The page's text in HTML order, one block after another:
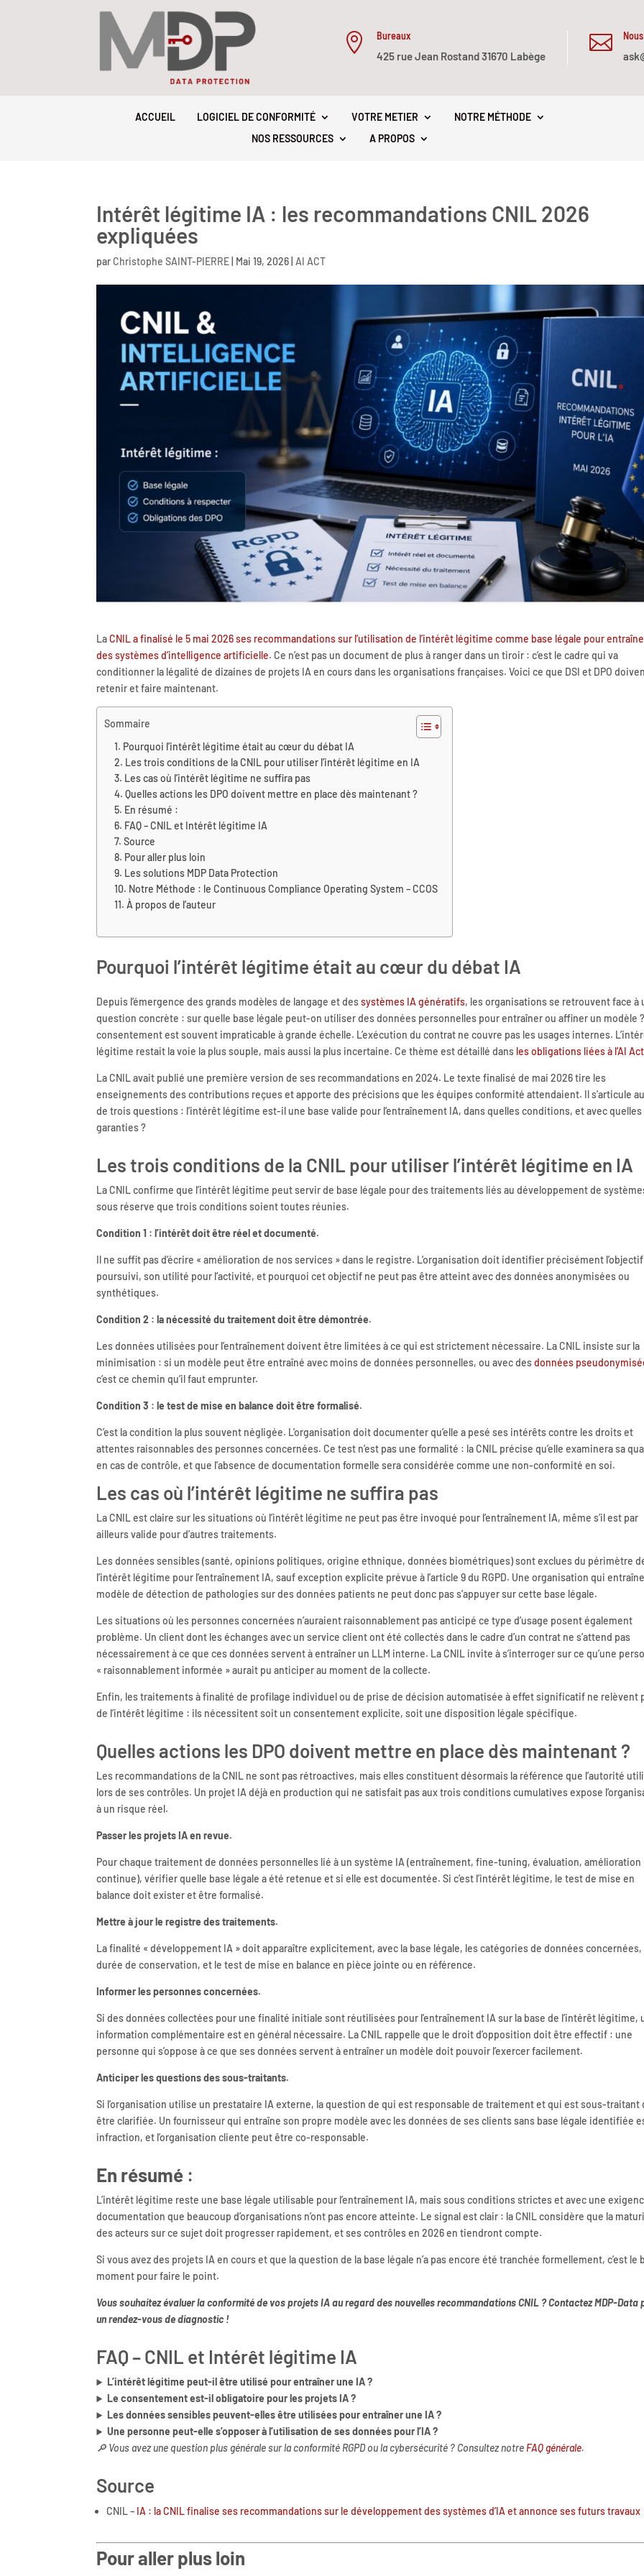
 Bureaux
425 rue Jean Rostand 31670 Labège

ACCUEIL LOGICIEL DE CONFORMITÉ VOTRE METIER
NOTRE MÉTHODE
NOS RESSOURCES
A PROPOS
Intérêt légitime IA : les recommandations CNIL 2026
expliquées
par Christophe SAINT-PIERRE Mai 19, 2026 |AI ACT
LaCNIL a finalisé le 5 mai 2026 ses recommandations sur l’utilisation de l’intérêt légitime comme base légale pour
des systèmes d’intelligence artificielle. Ce n’est pas un document de plus à ranger dans un tiroir : c’est le cadre qui va
conditionner la légalité de dizaines de projets IA en cours dans les organisations françaises. Voici ce que DSI et DPO
retenir et faire maintenant.
Sommaire
Pourquoi l’intérêt légitime était au cœur du débat IA
Les trois conditions de la CNIL pour utiliser l’intérêt légitime en IA
Les cas où l’intérêt légitime ne suffira pas
Quelles actions les DPO doivent mettre en place dès maintenant ?
En résumé :
FAQ – CNIL et Intérêt légitime IA
Source
Pour aller plus loin
Les solutions MDP Data Protection
Notre Méthode : le Continuous Compliance Operating System – CCOS
À propos de l’auteur
Pourquoi l’intérêt légitime était au cœur du débat IA
Depuis l’émergence des grands modèles de langage et dessystèmes IA génératifs, les organisations se retrouvent face à
question concrète : sur quelle base légale peut-on utiliser des données personnelles pour entraîner ou affiner un modèle
consentement est souvent impraticable à grande échelle. L’exécution du contrat ne couvre pas les usages internes.
légitime restait la voie la plus souple, mais aussi la plus incertaine. Ce thème est détaillé dans les obligations liées à l’AI Act
La CNIL avait publié une première version de ses recommandations en 2024. Le texte finalisé de mai 2026 tire les
enseignements des contributions reçues et apporte des précisions que les équipes conformité attendaient. Il s’articule
de trois questions : l’intérêt légitime est-il une base valide pour l’entraînement IA, dans quelles conditions, et avec quelles
garanties ?
Les trois conditions de la CNIL pour utiliser l’intérêt légitime en IA
La CNIL confirme que l’intérêt légitime peut servir de base légale pour des traitements liés au développement de
sous réserve que trois conditions soient toutes réunies.
Condition 1 : l’intérêt doit être réel et documenté.
Il ne suffit pas d’écrire « amélioration de nos services » dans le registre. L’organisation doit identifier précisément l’objectif
poursuivi, son utilité pour l’activité, et pourquoi cet objectif ne peut pas être atteint avec des données anonymisées ou
synthétiques.
Condition 2 : la nécessité du traitement doit être démontrée.
Les données utilisées pour l’entraînement doivent être limitées à ce qui est strictement nécessaire. La CNIL insiste sur la
minimisation : si un modèle peut être entraîné avec moins de données personnelles, ou avec desdonnées
c’est ce chemin qu’il faut emprunter.
Condition 3 : le test de mise en balance doit être formalisé.
C’est la condition la plus souvent négligée. L’organisation doit documenter qu’elle a pesé ses intérêts contre les droits et
attentes raisonnables des personnes concernées. Ce test n’est pas une formalité : la CNIL précise qu’elle examinera sa
en cas de contrôle, et que l’absence de documentation formelle sera considérée comme une non-conformité en soi.
Les cas où l’intérêt légitime ne suffira pas
La CNIL est claire sur les situations où l’intérêt légitime ne peut pas être invoqué pour l’entraînement IA, même s’il est par
ailleurs valide pour d’autres traitements.
Les données sensibles (santé, opinions politiques, origine ethnique, données biométriques) sont exclues du périmètre
l’intérêt légitime pour l’entraînement IA, sauf exception explicite prévue à l’article 9 du RGPD. Une organisation qui
modèle de détection de pathologies sur des données patients ne peut donc pas s’appuyer sur cette base légale.
Les situations où les personnes concernées n’auraient raisonnablement pas anticipé ce type d’usage posent également
problème. Un client dont les échanges avec un service client ont été collectés dans le cadre d’un contrat ne s’attend pas
nécessairement à ce que ces données servent à entraîner un LLM interne. La CNIL invite à s’interroger sur ce qu’une
« raisonnablement informée » aurait pu anticiper au moment de la collecte.
Enfin, les traitements à finalité de profilage individuel ou de prise de décision automatisée à effet significatif ne relèvent
de l’intérêt légitime : ils nécessitent soit un consentement explicite, soit une disposition légale spécifique.
Quelles actions les DPO doivent mettre en place dès maintenant ?
Les recommandations de la CNIL ne sont pas rétroactives, mais elles constituent désormais la référence que l’autorité
lors de ses contrôles. Un projet IA déjà en production qui ne satisfait pas aux trois conditions cumulatives expose
à un risque réel.
Passer les projets IA en revue.
Pour chaque traitement de données personnelles lié à un système IA (entraînement, fine-tuning, évaluation, amélioration
continue), vérifier quelle base légale a été retenue et si elle est documentée. Si c’est l’intérêt légitime, le test de mise en
balance doit exister et être formalisé.
Mettre à jour le registre des traitements.
La finalité « développement IA » doit apparaître explicitement, avec la base légale, les catégories de données concernées,
durée de conservation, et le test de mise en balance en pièce jointe ou en référence.
Informer les personnes concernées.
Si des données collectées pour une finalité initiale sont réutilisées pour l’entraînement IA sur la base de l’intérêt légitime,
information complémentaire est en général nécessaire. La CNIL rappelle que le droit d’opposition doit être effectif : une
personne qui s’oppose à ce que ses données servent à entraîner un modèle doit pouvoir l’exercer facilement.
Anticiper les questions des sous-traitants.
Si l’organisation utilise un prestataire IA externe, la question de qui est responsable de traitement et qui est sous-traitant
être clarifiée. Un fournisseur qui entraîne son propre modèle avec les données de ses clients sans base légale identifiée
infraction, et l’organisation cliente peut être co-responsable.
En résumé :
L’intérêt légitime reste une base légale utilisable pour l’entraînement IA, mais sous conditions strictes et avec une
documentation que beaucoup d’organisations n’ont pas encore atteinte. Le signal est clair : la CNIL considère que la
des acteurs sur ce sujet doit progresser rapidement, et ses contrôles en 2026 en tiendront compte.
Si vous avez des projets IA en cours et que la question de la base légale n’a pas encore été tranchée formellement, c’est le
moment pour faire le point.
Vous souhaitez évaluer la conformité de vos projets IA au regard des nouvelles recommandations CNIL ? Contactez MDP-Data
un rendez-vous de diagnostic !
FAQ – CNIL et Intérêt légitime IA
L’intérêt légitime peut-il être utilisé pour entraîner une IA ?
Le consentement est-il obligatoire pour les projets IA ?
Les données sensibles peuvent-elles être utilisées pour entraîner une IA ?
Une personne peut-elle s’opposer à l’utilisation de ses données pour l’IA ?
🔎 Vous avez une question plus générale sur la conformité RGPD ou la cybersécurité ? Consultez notre FAQ générale.
Source
CNIL – IA : la CNIL finalise ses recommandations sur le développement des systèmes d’IA et annonce ses futurs travaux
Pour aller plus loin